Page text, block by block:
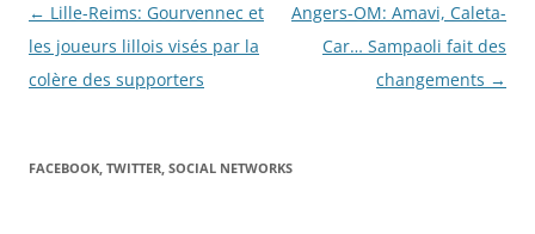
Post
navigation
← Lille-Reims: Gourvennec et
les joueurs lillois visés par la
colère des supporters
Angers-OM: Amavi, Caleta-
Car… Sampaoli fait des
changements →
FACEBOOK, TWITTER, SOCIAL NETWORKS